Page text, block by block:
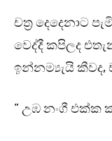
චත්‍ර දෙදෙනාට
වෙද්දී කපිලද
ඉන්නම්‍යැයි කීවද,
” උඹ නංගී එක්ක